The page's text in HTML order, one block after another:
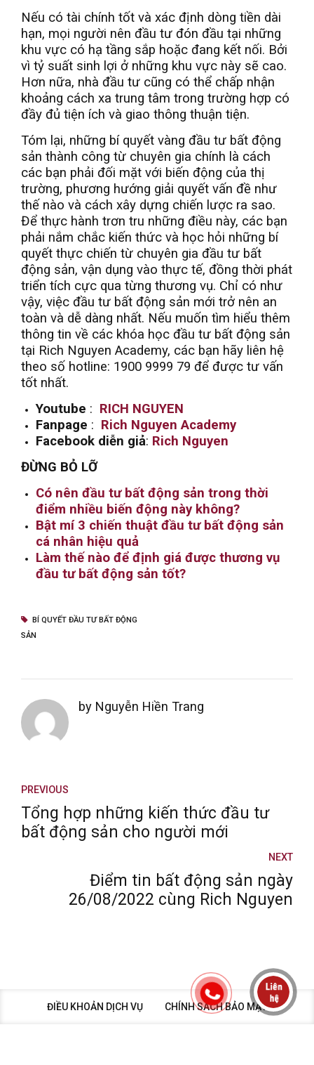
Nếu có tài chính tốt và xác định dòng tiền dài
hạn, mọi người nên đầu tư đón đầu tại những
khu vực có hạ tầng sắp hoặc đang kết nối. Bởi
vì tỷ suất sinh lợi ở những khu vực này sẽ cao.
Hơn nữa, nhà đầu tư cũng có thể chấp nhận
khoảng cách xa trung tâm trong trường hợp có
đầy đủ tiện ích và giao thông thuận tiện.
Tóm lại, những bí quyết vàng đầu tư bất động
sản thành công từ chuyên gia chính là cách
các bạn phải đối mặt với biến động của thị
trường, phương hướng giải quyết vấn đề như
thế nào và cách xây dựng chiến lược ra sao.
Để thực hành trơn tru những điều này, các bạn
phải nắm chắc kiến thức và học hỏi những bí
quyết thực chiến từ chuyên gia đầu tư bất
động sản, vận dụng vào thực tế, đồng thời phát
triển tích cực qua từng thương vụ. Chỉ có như
vậy, việc đầu tư bất động sản mới trở nên an
toàn và dễ dàng nhất. Nếu muốn tìm hiểu thêm
thông tin về các khóa học đầu tư bất động sản
tại Rich Nguyen Academy, các bạn hãy liên hệ
theo số hotline: 1900 9999 79 để được tư vấn
tốt nhất.
Youtube : RICH NGUYEN
Fanpage : Rich Nguyen Academy
Facebook diễn giả: Rich Nguyen
ĐỪNG BỎ LỠ
Có nên đầu tư bất động sản trong thời
điểm nhiều biến động này không?
Bật mí 3 chiến thuật đầu tư bất động sản
cá nhân hiệu quả
Làm thế nào để định giá được thương vụ
đầu tư bất động sản tốt?
BÍ QUYẾT ĐẦU TƯ BẤT ĐỘNG
SẢN
by Nguyễn Hiền Trang
PREVIOUS
Tổng hợp những kiến thức đầu tư
bất động sản cho người mới
NEXT
Điểm tin bất động sản ngày
26/08/2022 cùng Rich Nguyen
ĐIỀU KHOẢN DỊCH VỤ CHÍNH SÁCH BẢO MẬT